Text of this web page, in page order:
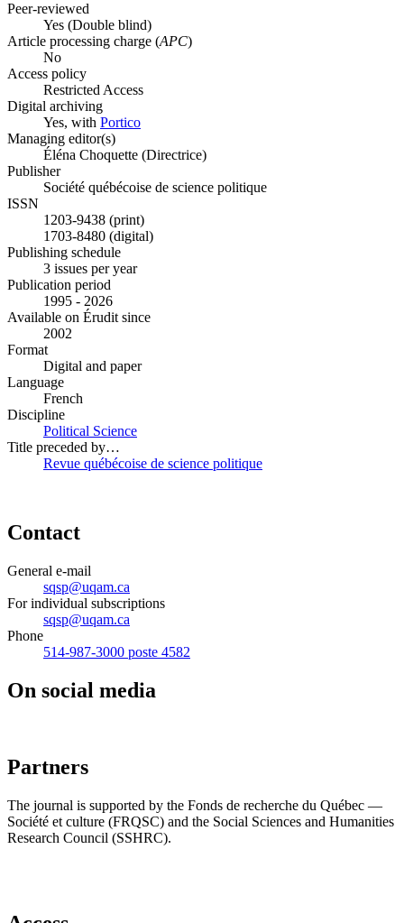
Peer-reviewed
Yes (Double blind)
Article processing charge (APC)
No
Access policy
Restricted Access
Digital archiving
Yes, with Portico
Managing editor(s)
Éléna Choquette (Directrice)
Publisher
Société québécoise de science politique
ISSN
1203-9438 (print)
1703-8480 (digital)
Publishing schedule
3 issues per year
Publication period
1995 - 2026
Available on Érudit since
2002
Format
Digital and paper
Language
French
Discipline
Political Science
Title preceded by…
Revue québécoise de science politique
Contact
General e-mail
sqsp@uqam.ca
For individual subscriptions
sqsp@uqam.ca
Phone
514-987-3000 poste 4582
On social media
Partners
The journal is supported by the Fonds de recherche du Québec —
Société et culture (FRQSC) and the Social Sciences and Humanities
Research Council (SSHRC).